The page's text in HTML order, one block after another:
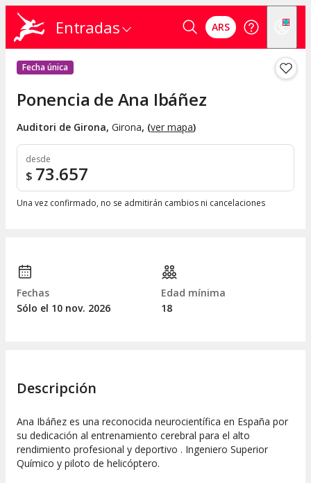
Entradas ARS
Fecha única
Ponencia de Ana Ibáñez
Auditori de Girona, Girona, (ver mapa)
desde
$ 73.657
Una vez confirmado, no se admitirán cambios ni cancelaciones
Fechas
Sólo el 10 nov. 2026
Edad mínima
18
Descripción
Ana Ibáñez es una reconocida neurocientífica en España por
su dedicación al entrenamiento cerebral para el alto
rendimiento profesional y deportivo . Ingeniero Superior
Químico y piloto de helicóptero.